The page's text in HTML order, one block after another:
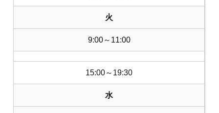
火
9:00～11:00
15:00～19:30
水